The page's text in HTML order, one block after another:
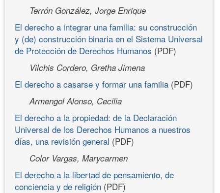
Terrón González, Jorge Enrique
El derecho a integrar una familia: su construcción
y (de) construcción binaria en el Sistema Universal
de Protección de Derechos Humanos (PDF)
Vilchis Cordero, Gretha Jimena
El derecho a casarse y formar una familia (PDF)
Armengol Alonso, Cecilia
El derecho a la propiedad: de la Declaración
Universal de los Derechos Humanos a nuestros
días, una revisión general (PDF)
Color Vargas, Marycarmen
El derecho a la libertad de pensamiento, de
conciencia y de religión (PDF)